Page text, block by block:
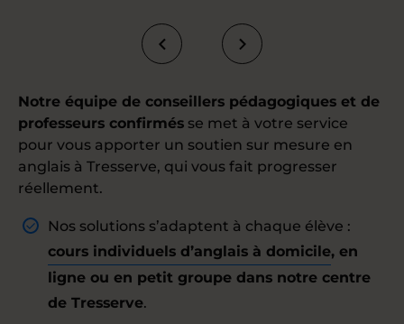
Notre équipe de conseillers pédagogiques et de
professeurs confirmés se met à votre service
pour vous apporter un soutien sur mesure en
anglais à Tresserve, qui vous fait progresser
réellement.
Nos solutions s’adaptent à chaque élève :
cours individuels d’anglais à domicile, en
ligne ou en petit groupe dans notre centre
de Tresserve.